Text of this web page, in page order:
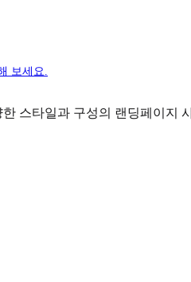
보세요.
스타일과 구성의 랜딩페이지